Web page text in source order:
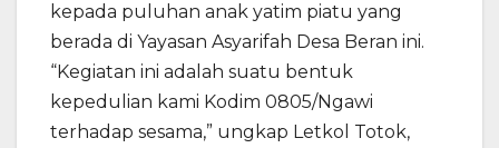
kepada puluhan anak yatim piatu yang
berada di Yayasan Asyarifah Desa Beran ini.
“Kegiatan ini adalah suatu bentuk
kepedulian kami Kodim 0805/Ngawi
terhadap sesama,” ungkap Letkol Totok,